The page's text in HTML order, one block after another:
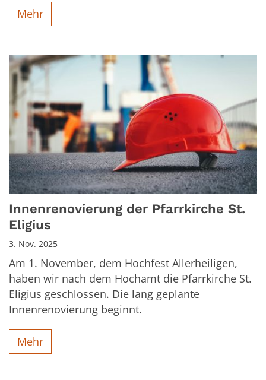
Mehr
Innenrenovierung der Pfarrkirche St.
Eligius
3. Nov. 2025
Am 1. November, dem Hochfest Allerheiligen,
haben wir nach dem Hochamt die Pfarrkirche St.
Eligius geschlossen. Die lang geplante
Innenrenovierung beginnt.
Mehr